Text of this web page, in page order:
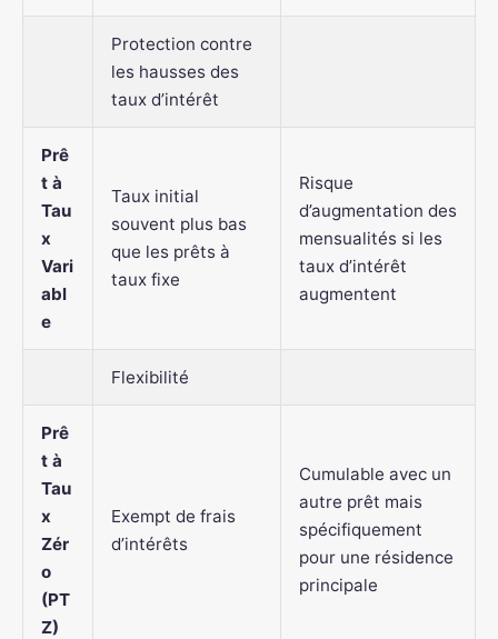
Protection contre
les hausses des
taux d’intérêt
Prê
t à
Tau
x
Vari
abl
e
Taux initial
souvent plus bas
que les prêts à
taux fixe
Risque
d’augmentation des
mensualités si les
taux d’intérêt
augmentent
Flexibilité
Prê
t à
Tau
x
Zér
o
(PT
Z)
Exempt de frais
d’intérêts
Cumulable avec un
autre prêt mais
spécifiquement
pour une résidence
principale